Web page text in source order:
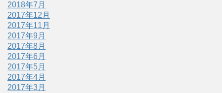
2018年7月
2017年12月
2017年11月
2017年9月
2017年8月
2017年6月
2017年5月
2017年4月
2017年3月